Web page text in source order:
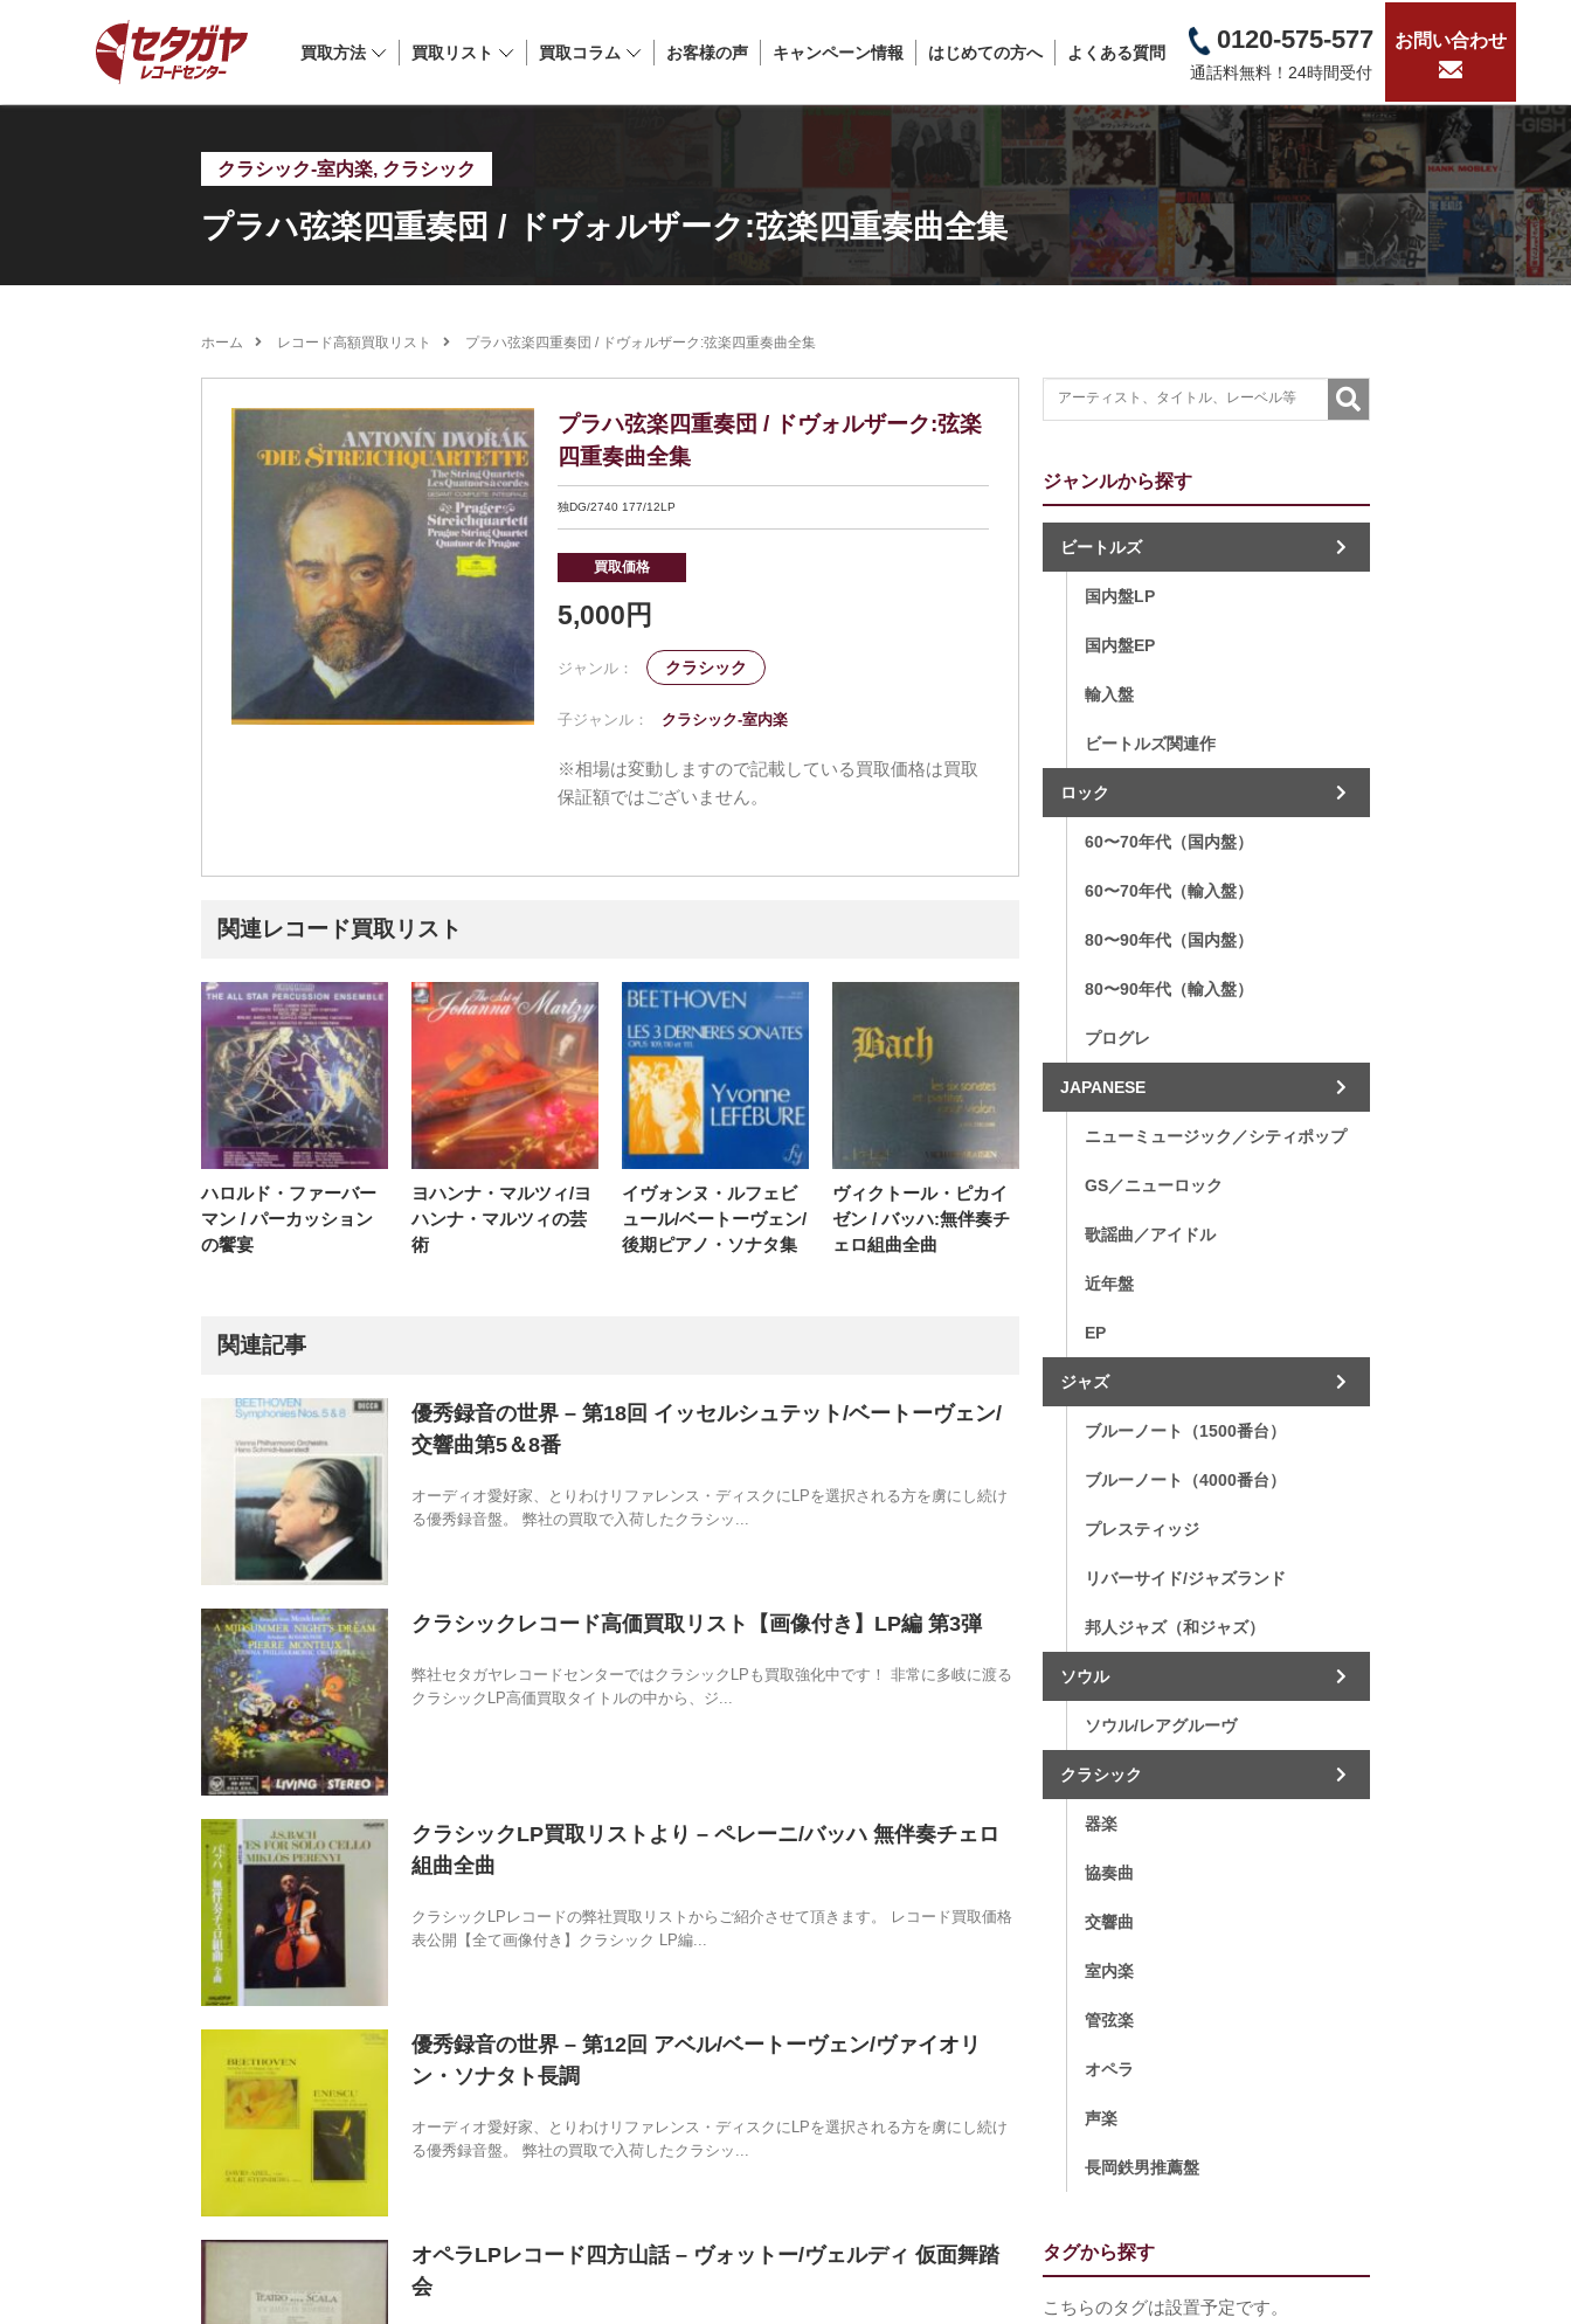
買取方法 買取リスト 買取コラム お客様の声 キャンペーン情報 はじめての方へ よくある質問 0120-575-577
通話料無料！24時間受付
お問い合わせ
クラシック-室内楽, クラシック
プラハ弦楽四重奏団 / ドヴォルザーク:弦楽四重奏曲全集
ホーム レコード高額買取リスト プラハ弦楽四重奏団 / ドヴォルザーク:弦楽四重奏曲全集
プラハ弦楽四重奏団 / ドヴォルザーク:弦楽
四重奏曲全集
独DG/2740 177/12LP
買取価格
5,000円
ジャンル： クラシック
子ジャンル： クラシック-室内楽
※相場は変動しますので記載している買取価格は買取
保証額ではございません。
関連レコード買取リスト
ハロルド・ファーバー
マン / パーカッション
の饗宴
ヨハンナ・マルツィ/ヨ
ハンナ・マルツィの芸
術
イヴォンヌ・ルフェビ
ュール/ベートーヴェン/
後期ピアノ・ソナタ集
ヴィクトール・ピカイ
ゼン / バッハ:無伴奏チ
ェロ組曲全曲
関連記事
優秀録音の世界 – 第18回 イッセルシュテット/ベートーヴェン/
交響曲第5＆8番
オーディオ愛好家、とりわけリファレンス・ディスクにLPを選択される方を虜にし続け
る優秀録音盤。 弊社の買取で入荷したクラシッ...
クラシックレコード高価買取リスト【画像付き】LP編 第3弾
弊社セタガヤレコードセンターではクラシックLPも買取強化中です！ 非常に多岐に渡る
クラシックLP高価買取タイトルの中から、ジ...
クラシックLP買取リストより – ペレーニ/バッハ 無伴奏チェロ
組曲全曲
クラシックLPレコードの弊社買取リストからご紹介させて頂きます。 レコード買取価格
表公開【全て画像付き】クラシック LP編...
優秀録音の世界 – 第12回 アベル/ベートーヴェン/ヴァイオリ
ン・ソナタト長調
オーディオ愛好家、とりわけリファレンス・ディスクにLPを選択される方を虜にし続け
る優秀録音盤。 弊社の買取で入荷したクラシッ...
オペラLPレコード四方山話 – ヴォットー/ヴェルディ 仮面舞踏
会
ジャンルから探す
ビートルズ
国内盤LP
国内盤EP
輸入盤
ビートルズ関連作
ロック
60〜70年代（国内盤）
60〜70年代（輸入盤）
80〜90年代（国内盤）
80〜90年代（輸入盤）
プログレ
JAPANESE
ニューミュージック／シティポップ
GS／ニューロック
歌謡曲／アイドル
近年盤
EP
ジャズ
ブルーノート（1500番台）
ブルーノート（4000番台）
プレスティッジ
リバーサイド/ジャズランド
邦人ジャズ（和ジャズ）
ソウル
ソウル/レアグルーヴ
クラシック
器楽
協奏曲
交響曲
室内楽
管弦楽
オペラ
声楽
長岡鉄男推薦盤
タグから探す
こちらのタグは設置予定です。